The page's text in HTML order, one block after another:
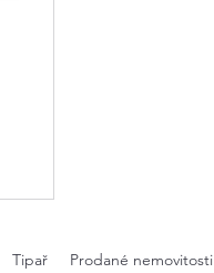
Tipař Prodané nemovitosti